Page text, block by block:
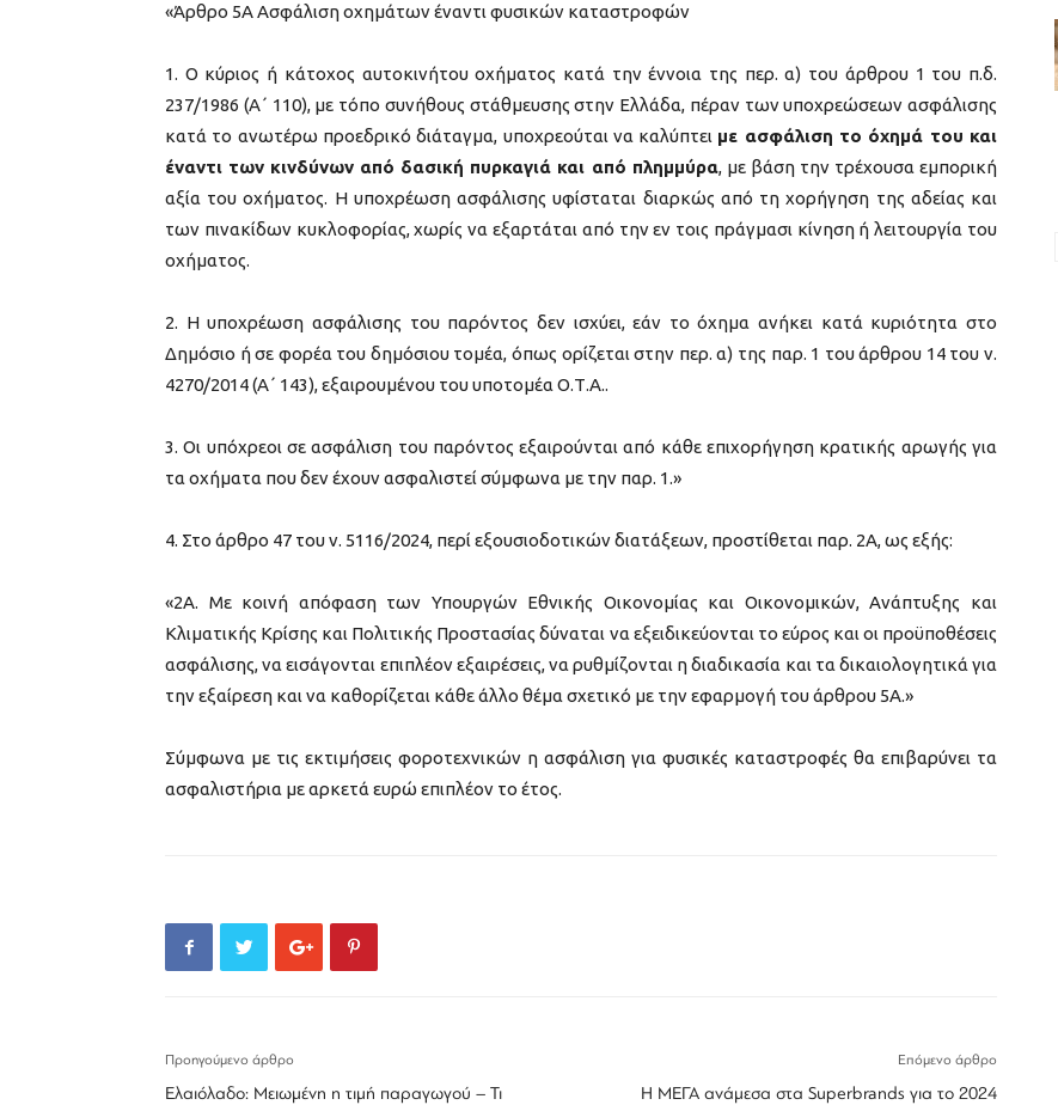
«Άρθρο 5Α Ασφάλιση οχημάτων έναντι φυσικών καταστροφών
1. Ο κύριος ή κάτοχος αυτοκινήτου οχήματος κατά την έννοια της περ. α) του άρθρου 1 του π.δ.
237/1986 (Α΄ 110), με τόπο συνήθους στάθμευσης στην Ελλάδα, πέραν των υποχρεώσεων ασφάλισης
κατά το ανωτέρω προεδρικό διάταγμα, υποχρεούται να καλύπτει με ασφάλιση το όχημά του και
έναντι των κινδύνων από δασική πυρκαγιά και από πλημμύρα, με βάση την τρέχουσα εμπορική
αξία του οχήματος. Η υποχρέωση ασφάλισης υφίσταται διαρκώς από τη χορήγηση της αδείας και
των πινακίδων κυκλοφορίας, χωρίς να εξαρτάται από την εν τοις πράγμασι κίνηση ή λειτουργία του
οχήματος.
2. Η υποχρέωση ασφάλισης του παρόντος δεν ισχύει, εάν το όχημα ανήκει κατά κυριότητα στο
Δημόσιο ή σε φορέα του δημόσιου τομέα, όπως ορίζεται στην περ. α) της παρ. 1 του άρθρου 14 του ν.
4270/2014 (Α΄ 143), εξαιρουμένου του υποτομέα Ο.Τ.Α..
3. Οι υπόχρεοι σε ασφάλιση του παρόντος εξαιρούνται από κάθε επιχορήγηση κρατικής αρωγής για
τα οχήματα που δεν έχουν ασφαλιστεί σύμφωνα με την παρ. 1.»
4. Στο άρθρο 47 του ν. 5116/2024, περί εξουσιοδοτικών διατάξεων, προστίθεται παρ. 2Α, ως εξής:
«2Α. Με κοινή απόφαση των Υπουργών Εθνικής Οικονομίας και Οικονομικών, Ανάπτυξης και
Κλιματικής Κρίσης και Πολιτικής Προστασίας δύναται να εξειδικεύονται το εύρος και οι προϋποθέσεις
ασφάλισης, να εισάγονται επιπλέον εξαιρέσεις, να ρυθμίζονται η διαδικασία και τα δικαιολογητικά για
την εξαίρεση και να καθορίζεται κάθε άλλο θέμα σχετικό με την εφαρμογή του άρθρου 5Α.»
Σύμφωνα με τις εκτιμήσεις φοροτεχνικών η ασφάλιση για φυσικές καταστροφές θα επιβαρύνει τα
ασφαλιστήρια με αρκετά ευρώ επιπλέον το έτος.
Προηγούμενο άρθρο
Ελαιόλαδο: Μειωμένη η τιμή παραγωγού – Τι
Επόμενο άρθρο
Η ΜΕΓΑ ανάμεσα στα Superbrands για το 2024